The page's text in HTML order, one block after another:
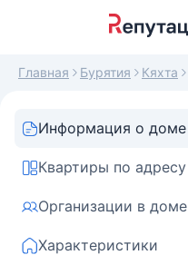
Главная Бурятия Кяхта
Информация о доме
Квартиры по адресу
Организации в доме
Характеристики